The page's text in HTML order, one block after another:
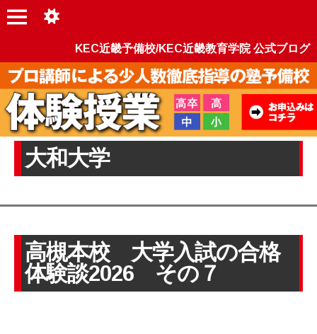
KEC近畿予備校/KEC近畿教育学院 公式ブログ
大和大学
高槻本校 大学入試の合格
体験談2026 その７